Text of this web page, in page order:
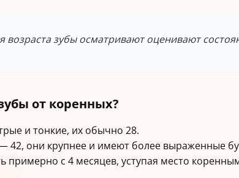
зубы осматривают оценивают
от коренных?
и тонкие, их обычно 28.
42, они крупнее и имеют более выраженные
с 4 месяцев, уступая место